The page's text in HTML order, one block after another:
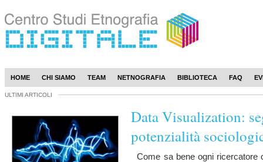
HOME CHI SIAMO TEAM NETNOGRAFIA BIBLIOTECA FAQ
ULTIMI ARTICOLI
Data Visualization:
potenzialità
Come sa bene ogni ricercatore